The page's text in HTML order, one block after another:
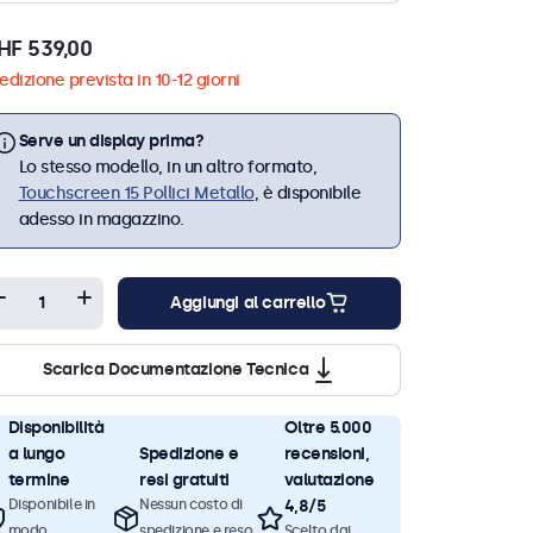
539,00
prevista in 10-12 giorni
Serve un display prima?
Lo stesso modello, in un altro formato,
Touchscreen 15 Pollici Metallo, è disponibile
adesso in magazzino.
Aggiungi al carrello
Scarica Documentazione Tecnica
Disponibilità
a lungo
termine
Disponibile in
Spedizione e
resi gratuiti
Nessun costo di
Oltre 5.000
recensioni,
valutazione
4,8/5